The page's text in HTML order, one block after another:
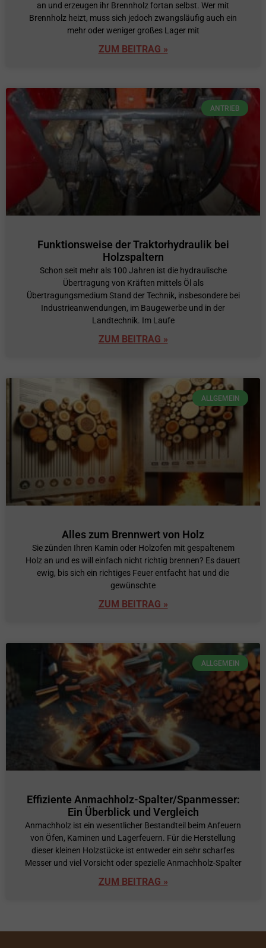
an und erzeugen ihr Brennholz fortan selbst. Wer mit
Brennholz heizt, muss sich jedoch zwangsläufig auch ein
mehr oder weniger großes Lager mit
ZUM BEITRAG »
ANTRIEB
Funktionsweise der Traktorhydraulik bei
Holzspaltern
Schon seit mehr als 100 Jahren ist die hydraulische
Übertragung von Kräften mittels Öl als
Übertragungsmedium Stand der Technik, insbesondere bei
Industrieanwendungen, im Baugewerbe und in der
Landtechnik. Im Laufe
ZUM BEITRAG »
ALLGEMEIN
Alles zum Brennwert von Holz
Sie zünden Ihren Kamin oder Holzofen mit gespaltenem
Holz an und es will einfach nicht richtig brennen? Es dauert
ewig, bis sich ein richtiges Feuer entfacht hat und die
gewünschte
ZUM BEITRAG »
ALLGEMEIN
Effiziente Anmachholz-Spalter/Spanmesser:
Ein Überblick und Vergleich
Anmachholz ist ein wesentlicher Bestandteil beim Anfeuern
von Öfen, Kaminen und Lagerfeuern. Für die Herstellung
dieser kleinen Holzstücke ist entweder ein sehr scharfes
Messer und viel Vorsicht oder spezielle Anmachholz-Spalter
ZUM BEITRAG »